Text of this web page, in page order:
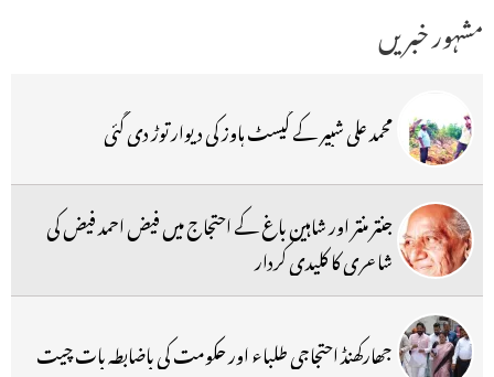
مشہور خبریں
محمد علی شبیر کے گیسٹ ہاوز کی دیوار توڑ دی گئی
جنتر منتر اور شاہین باغ کے احتجاج میں فیض احمد فیض کی
شاعری کا کلیدی کردار
جھارکھنڈ احتجاجی طلباء اور حکومت کی باضابطہ بات چیت